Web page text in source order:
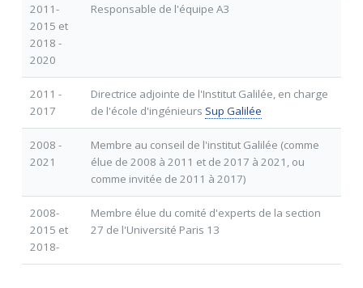
2011-
2015 et
2018 -
2020
Responsable de l'équipe A3
2011 -
2017
Directrice adjointe de l'Institut Galilée, en charge
de l'école d'ingénieurs Sup Galilée
2008 -
2021
Membre au conseil de l'institut Galilée (comme
élue de 2008 à 2011 et de 2017 à 2021, ou
comme invitée de 2011 à 2017)
2008-
2015 et
2018-
Membre élue du comité d'experts de la section
27 de l'Université Paris 13